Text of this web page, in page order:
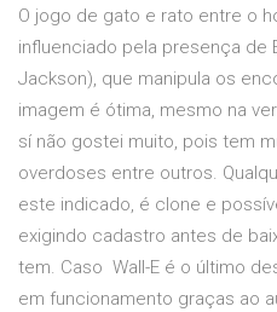
O jogo de gato e rato entre o
influenciado pela presença de
Jackson), que manipula os
imagem é ótima, mesmo na
sí não gostei muito, pois tem
overdoses entre outros.
este indicado, é clone e
exigindo cadastro antes de
tem. Caso Wall-E é o último
em funcionamento graças ao